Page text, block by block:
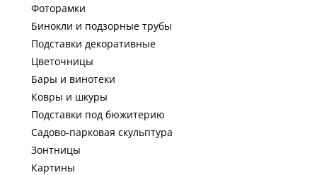
Фоторамки
Бинокли и подзорные трубы
Подставки декоративные
Цветочницы
Бары и винотеки
Ковры и шкуры
Подставки под бюжитерию
Садово-парковая скульптура
Зонтницы
Картины